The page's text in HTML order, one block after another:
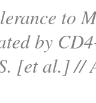
to
by
[et al.]